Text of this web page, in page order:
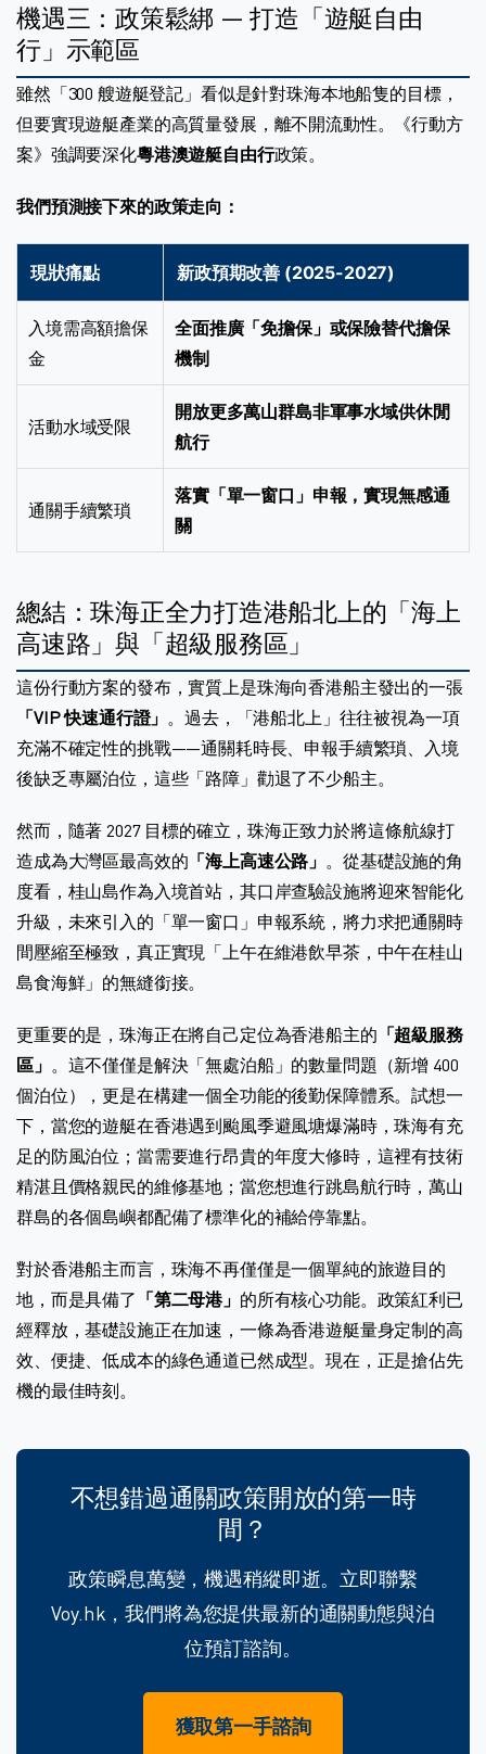
機遇三：政策鬆綁 — 打造「遊艇自由
行」示範區
雖然「300 艘遊艇登記」看似是針對珠海本地船隻的目標，
但要實現遊艇產業的高質量發展，離不開流動性。《行動方
案》強調要深化粵港澳遊艇自由行政策。
我們預測接下來的政策走向：
現狀痛點 新政預期改善 (2025-2027)
入境需高額擔保
金
全面推廣「免擔保」或保險替代擔保
機制
活動水域受限
開放更多萬山群島非軍事水域供休閒
航行
通關手續繁瑣
落實「單一窗口」申報，實現無感通
關
總結：珠海正全力打造港船北上的「海上
高速路」與「超級服務區」
這份行動方案的發布，實質上是珠海向香港船主發出的一張
「VIP 快速通行證」 。過去，「港船北上」往往被視為一項
充滿不確定性的挑戰——通關耗時長、申報手續繁瑣、入境
後缺乏專屬泊位，這些「路障」勸退了不少船主。
然而，隨著 2027 目標的確立，珠海正致力於將這條航線打
造成為大灣區最高效的 「海上高速公路」 。從基礎設施的角
度看，桂山島作為入境首站，其口岸查驗設施將迎來智能化
升級，未來引入的「單一窗口」申報系統，將力求把通關時
間壓縮至極致，真正實現「上午在維港飲早茶，中午在桂山
島食海鮮」的無縫銜接。
更重要的是，珠海正在將自己定位為香港船主的 「超級服務
區」 。這不僅僅是解決「無處泊船」的數量問題（新增 400
個泊位），更是在構建一個全功能的後勤保障體系。試想一
下，當您的遊艇在香港遇到颱風季避風塘爆滿時，珠海有充
足的防風泊位；當需要進行昂貴的年度大修時，這裡有技術
精湛且價格親民的維修基地；當您想進行跳島航行時，萬山
群島的各個島嶼都配備了標準化的補給停靠點。
對於香港船主而言，珠海不再僅僅是一個單純的旅遊目的
地，而是具備了 「第二母港」 的所有核心功能。政策紅利已
經釋放，基礎設施正在加速，一條為香港遊艇量身定制的高
效、便捷、低成本的綠色通道已然成型。現在，正是搶佔先
機的最佳時刻。
不想錯過通關政策開放的第一時
間？
政策瞬息萬變，機遇稍縱即逝。立即聯繫
Voy.hk，我們將為您提供最新的通關動態與泊
位預訂諮詢。
獲取第一手諮詢